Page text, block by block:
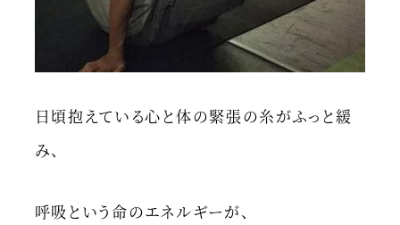
日頃抱えている心と体の緊張の糸がふっと緩
み、
呼吸という命のエネルギーが、